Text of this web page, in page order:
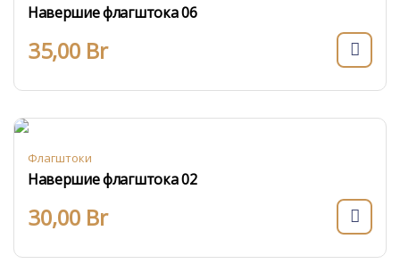
Навершие флагштока 06
35,00 Br
Флагштоки
Навершие флагштока 02
30,00 Br